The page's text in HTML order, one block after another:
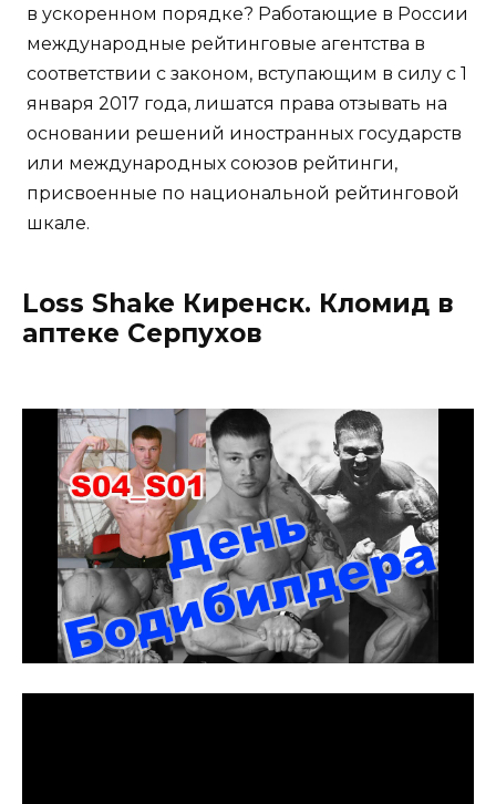
в ускоренном порядке? Работающие в России
международные рейтинговые агентства в
соответствии с законом, вступающим в силу с 1
января 2017 года, лишатся права отзывать на
основании решений иностранных государств
или международных союзов рейтинги,
присвоенные по национальной рейтинговой
шкале.
Loss Shake Киренск. Кломид в
аптеке Серпухов